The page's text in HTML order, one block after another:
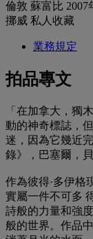
倫敦 蘇富比 2007
挪威 私人收藏
業務規定
拍品專文
「在加拿大，獨
動的神奇標誌，
迷，因為它幾近
錄》，巴塞爾，
作為彼得·多伊格
實屬一件不可多
詩般的力量和強
般的世界。作品